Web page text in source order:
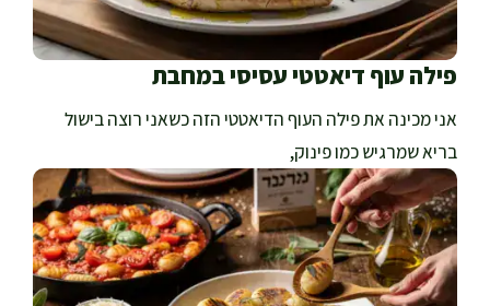
פילה עוף דיאטטי עסיסי במחבת
אני מכינה את פילה העוף הדיאטטי הזה כשאני רוצה בישול
בריא שמרגיש כמו פינוק,